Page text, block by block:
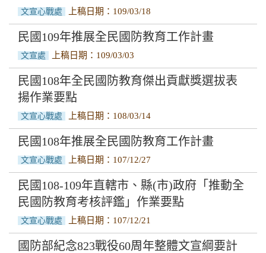
文宣心戰處 上稿日期：109/03/18
民國109年推展全民國防教育工作計畫
文宣處 上稿日期：109/03/03
民國108年全民國防教育傑出貢獻獎選拔表
揚作業要點
文宣心戰處 上稿日期：108/03/14
民國108年推展全民國防教育工作計畫
文宣心戰處 上稿日期：107/12/27
民國108-109年直轄市、縣(市)政府「推動全
民國防教育考核評鑑」作業要點
文宣心戰處 上稿日期：107/12/21
國防部紀念823戰役60周年整體文宣綱要計